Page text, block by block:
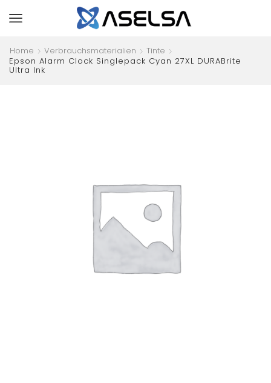
Home Verbrauchsmaterialien
Tinte
Epson Alarm Clock Singlepack Cyan 27XL DURABrite
Ultra Ink